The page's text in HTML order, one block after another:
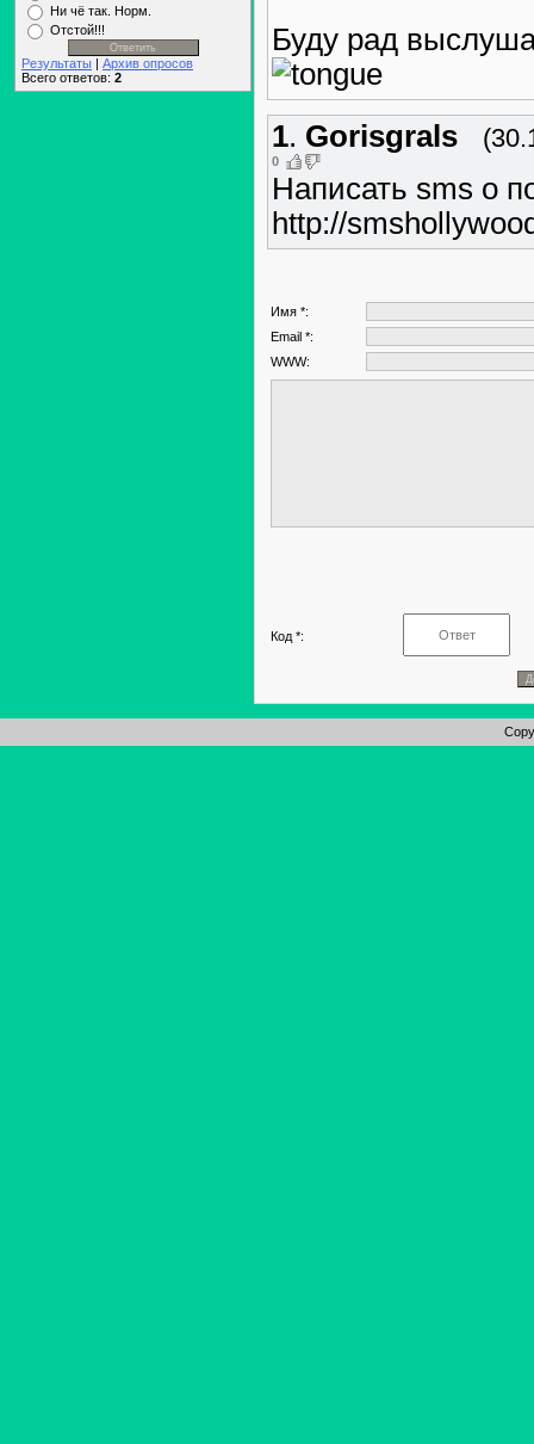
Ни чё так. Норм.
Отстой!!!
Результаты | Архив опросов
Всего ответов: 2
Буду рад
1. Gorisgrals
0
Написать sms о
http://
Имя *:
Email *:
WWW:
Код *: